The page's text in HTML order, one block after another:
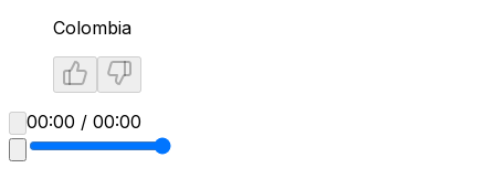
Colombia
00:00 / 00:00